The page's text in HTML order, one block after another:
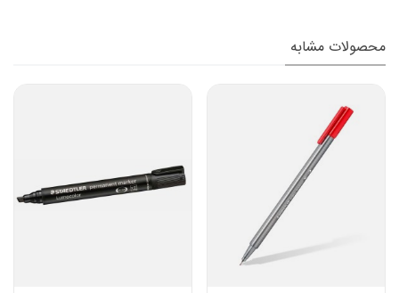
محصولات مشابه